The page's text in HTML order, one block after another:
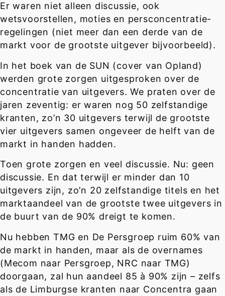
Er waren niet alleen discussie, ook
wetsvoorstellen, moties en persconcentratie-
regelingen (niet meer dan een derde van de
markt voor de grootste uitgever bijvoorbeeld).
In het boek van de SUN (cover van Opland)
werden grote zorgen uitgesproken over de
concentratie van uitgevers. We praten over de
jaren zeventig: er waren nog 50 zelfstandige
kranten, zo’n 30 uitgevers terwijl de grootste
vier uitgevers samen ongeveer de helft van de
markt in handen hadden.
Toen grote zorgen en veel discussie. Nu: geen
discussie. En dat terwijl er minder dan 10
uitgevers zijn, zo’n 20 zelfstandige titels en het
marktaandeel van de grootste twee uitgevers in
de buurt van de 90% dreigt te komen.
Nu hebben TMG en De Persgroep ruim 60% van
de markt in handen, maar als de overnames
(Mecom naar Persgroep, NRC naar TMG)
doorgaan, zal hun aandeel 85 à 90% zijn – zelfs
als de Limburgse kranten naar Concentra gaan